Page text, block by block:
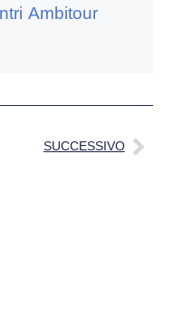
Ambitour
SUCCESSIVO